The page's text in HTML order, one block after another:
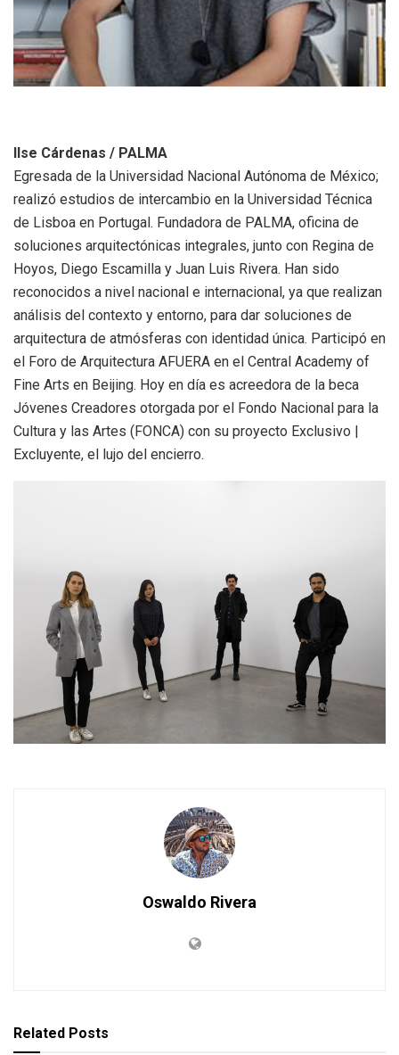
Ilse Cárdenas / PALMA
Egresada de la Universidad Nacional Autónoma de México;
realizó estudios de intercambio en la Universidad Técnica
de Lisboa en Portugal. Fundadora de PALMA, oficina de
soluciones arquitectónicas integrales, junto con Regina de
Hoyos, Diego Escamilla y Juan Luis Rivera. Han sido
reconocidos a nivel nacional e internacional, ya que realizan
análisis del contexto y entorno, para dar soluciones de
arquitectura de atmósferas con identidad única. Participó en
el Foro de Arquitectura AFUERA en el Central Academy of
Fine Arts en Beijing. Hoy en día es acreedora de la beca
Jóvenes Creadores otorgada por el Fondo Nacional para la
Cultura y las Artes (FONCA) con su proyecto Exclusivo |
Excluyente, el lujo del encierro.
Oswaldo Rivera
Related Posts